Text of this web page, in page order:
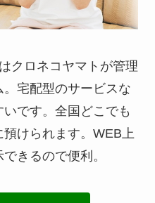
クロネコヤマトが管理
宅配型のサービスな
です。全国どこでも
けられます。WEB上
きるので便利。